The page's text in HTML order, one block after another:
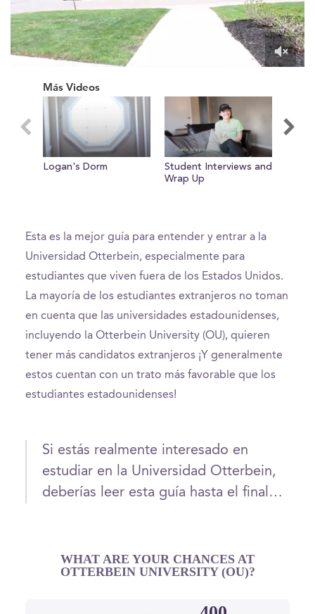
minute,
seconds
Más Videos
Logan's Dorm
Student Interviews and
Wrap Up
Esta es la mejor guía para entender y entrar a la
Universidad Otterbein, especialmente para
estudiantes que viven fuera de los Estados Unidos.
La mayoría de los estudiantes extranjeros no toman
en cuenta que las universidades estadounidenses,
incluyendo la Otterbein University (OU), quieren
tener más candidatos extranjeros ¡Y generalmente
estos cuentan con un trato más favorable que los
estudiantes estadounidenses!
Si estás realmente interesado en
estudiar en la Universidad Otterbein,
deberías leer esta guía hasta el final…
WHAT ARE YOUR CHANCES AT
OTTERBEIN UNIVERSITY (OU)?